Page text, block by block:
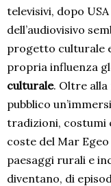
televisivi, dopo
dell’audiovisivo
progetto culturale
propria influenza
culturale. Oltre
pubblico
tradizioni, costumi
coste del Mar
paesaggi rurali e
diventano, di